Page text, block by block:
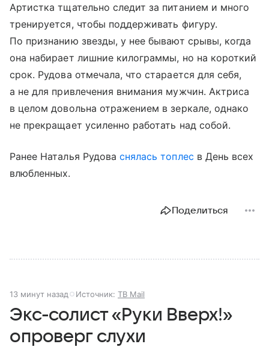
Артистка тщательно следит за питанием и много
тренируется, чтобы поддерживать фигуру.
По признанию звезды, у нее бывают срывы, когда
она набирает лишние килограммы, но на короткий
срок. Рудова отмечала, что старается для себя,
а не для привлечения внимания мужчин. Актриса
в целом довольна отражением в зеркале, однако
не прекращает усиленно работать над собой.
Ранее Наталья Рудоваснялась топлес в День всех
влюбленных.
Поделиться
13 минут назад Источник: ТВ Mail
Экс-солист «Руки Вверх!»
опроверг слухи